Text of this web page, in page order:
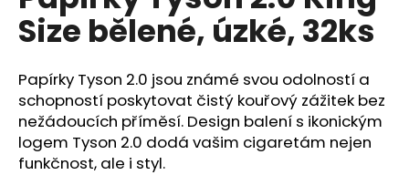
0,0
z
hvězdiček.
Size bělené, úzké, 32ks
Papírky Tyson 2.0 jsou známé svou odolností a
schopností poskytovat čistý kouřový zážitek bez
nežádoucích příměsí. Design balení s ikonickým
logem Tyson 2.0 dodá vašim cigaretám nejen
funkčnost, ale i styl.
a
j
í
t
?